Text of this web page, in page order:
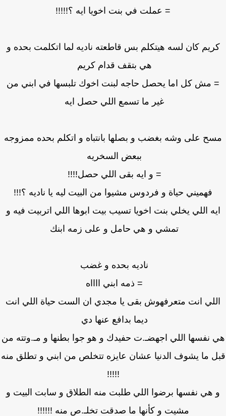
= عملت في بنت اخويا ايه ؟!!!!!
كان لسه هيتكلم بس قاطعته ناديه لما اتكلمت بحده و
هي بتقف قدام كريم
مش كل اما يحصل حاجه لبنت اخوك تلبسها في ابني من
غير ما تسمع اللي حصل ايه
على وشه بغضب و بصلها بانتباه و اتكلم بحده ممزوجه
ببعض السخريه
= و ايه بقى اللي حصل!!!!
فهميني حياة و فردوس مشيوا من البيت ليه يا ناديه ؟!!!
اللي يخلي بنت اخويا تسيب بيت ابوها اللي اتربيت فيه و
تمشي و هي حامل و على زمه ابنك
ناديه بحده و غضب
= ذمه ابني ااااه
انت متعرفهوش بقى يا مجدي ان الست حياة اللي انت
ديما بدافع عنها دي
نفسها اللي اجهضـ.ت حفيدك و هو جوا بطنها و مـ.وتته من
ما يشوف الدنيا عشان عايزه تتخلص من ابني و تطلق منه
!!!!!
هي نفسها برضوا اللي طلبت منه الطلاق و سابت البيت و
مشيت و كأنها ما صدقت تخلـ.ص منه !!!!!!